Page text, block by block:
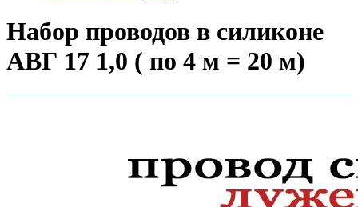
Набор проводов в силиконе
АВГ 17 1,0 ( по 4 м = 20 м)